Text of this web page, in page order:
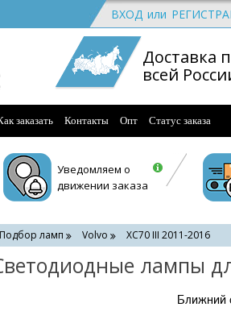
ВХОД или
Доставка
всей
заказать Контакты Опт Статус заказа
Уведомляем о
движении заказа
Подбор ламп Volvo XC70 III 2011-2016
лампы
Ближний